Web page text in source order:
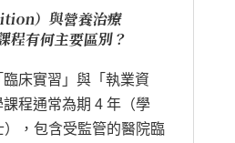
）與營養治療
有何主要區別？
床實習」與「執業資
程通常為期 4 年（學
，包含受監管的醫院臨